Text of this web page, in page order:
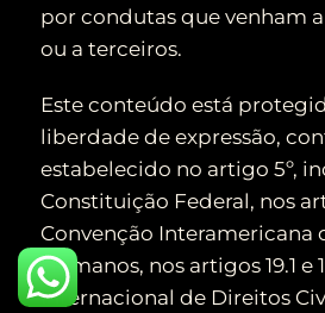
por condutas que venham a
ou a terceiros.
Este conteúdo está
liberdade de expressão,
estabelecido no artigo 5º,
Constituição Federal, nos
Convenção Interamericana
Humanos, nos artigos 19.1 e
Internacional de Direitos